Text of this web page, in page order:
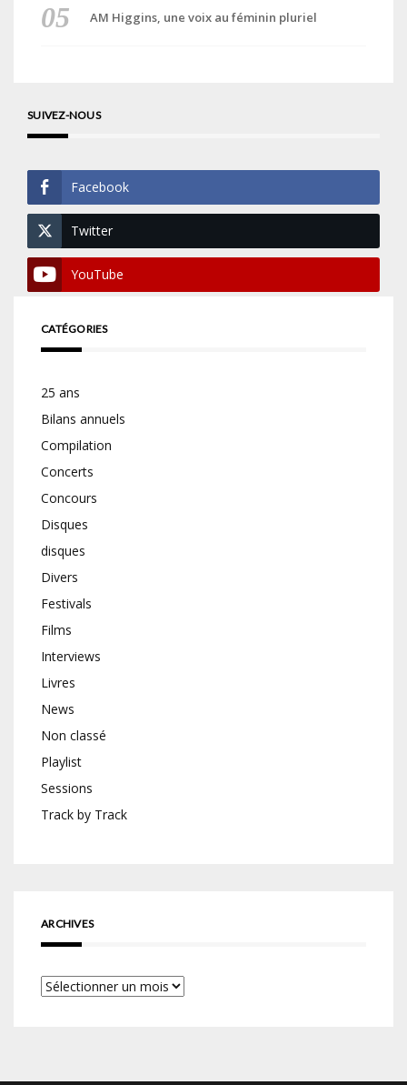
AM Higgins, une voix au féminin pluriel
SUIVEZ-NOUS
Facebook
Twitter
YouTube
CATÉGORIES
25 ans
Bilans annuels
Compilation
Concerts
Concours
Disques
disques
Divers
Festivals
Films
Interviews
Livres
News
Non classé
Playlist
Sessions
Track by Track
ARCHIVES
Archives